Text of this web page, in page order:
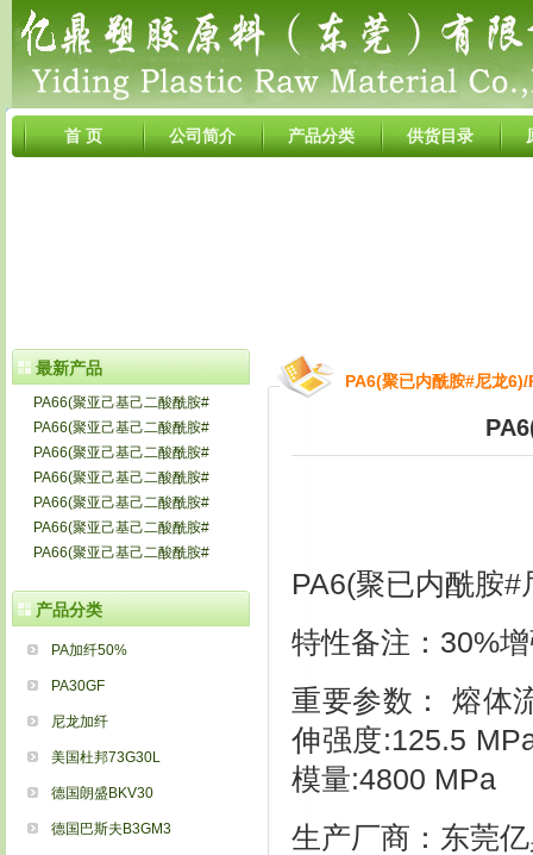
首 页 公司简介 产品分类 供货目录
最新产品
PA66(聚亚己基己二酸酰胺#
PA66(聚亚己基己二酸酰胺#
PA66(聚亚己基己二酸酰胺#
PA66(聚亚己基己二酸酰胺#
PA66(聚亚己基己二酸酰胺#
PA66(聚亚己基己二酸酰胺#
PA66(聚亚己基己二酸酰胺#
产品分类
PA加纤50%
PA30GF
尼龙加纤
美国杜邦73G30L
德国朗盛BKV30
德国巴斯夫B3GM3
PA6(聚已内酰胺#尼龙
PA6(聚已内酰胺
特性备注：30%
重要参数： 熔体
伸强度:125.5
模量:4800 MPa
生产厂商：东莞